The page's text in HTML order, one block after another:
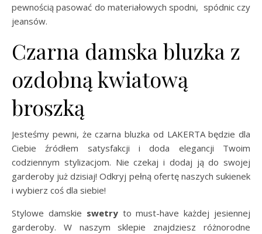
pewnością pasować do materiałowych spodni, spódnic czy
jeansów.
Czarna damska bluzka z
ozdobną kwiatową
broszką
Jesteśmy pewni, że czarna bluzka od LAKERTA będzie dla
Ciebie źródłem satysfakcji i doda elegancji Twoim
codziennym stylizacjom. Nie czekaj i dodaj ją do swojej
garderoby już dzisiaj! Odkryj pełną ofertę naszych sukienek
i wybierz coś dla siebie!
Stylowe damskie swetryto must-have każdej jesiennej
garderoby. W naszym sklepie znajdziesz różnorodne